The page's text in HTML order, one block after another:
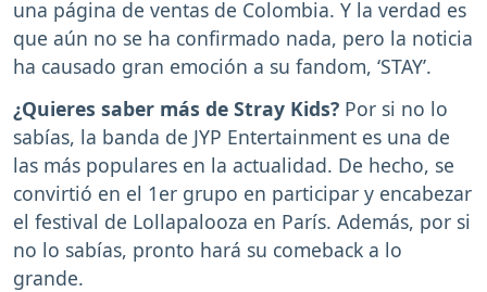
una página de ventas de Colombia. Y la verdad es
que aún no se ha confirmado nada, pero la noticia
ha causado gran emoción a su fandom, ‘STAY’.
¿Quieres saber más de Stray Kids? Por si no lo
sabías, la banda de JYP Entertainment es una de
las más populares en la actualidad. De hecho, se
convirtió en el 1er grupo en participar y encabezar
el festival de Lollapalooza en París. Además, por si
no lo sabías, pronto hará su comeback a lo
grande.